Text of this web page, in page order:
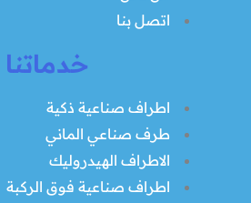
اتصل بنا
خدماتنا
اطراف صناعية ذكية
طرف صناعي الماني
الاطراف الهيدروليك
اطراف صناعية فوق الركبة